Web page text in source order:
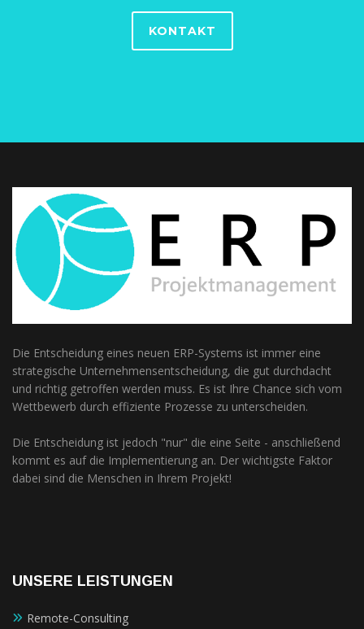
KONTAKT
Die Entscheidung eines neuen ERP-Systems ist immer eine
strategische Unternehmensentscheidung, die gut durchdacht
und richtig getroffen werden muss. Es ist Ihre Chance sich vom
Wettbewerb durch effiziente Prozesse zu unterscheiden.
Die Entscheidung ist jedoch "nur" die eine Seite - anschließend
kommt es auf die Implementierung an. Der wichtigste Faktor
dabei sind die Menschen in Ihrem Projekt!
UNSERE LEISTUNGEN
Remote-Consulting